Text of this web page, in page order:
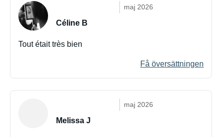
maj 2026
Céline B
Tout était très bien
Få översättningen
maj 2026
Melissa J